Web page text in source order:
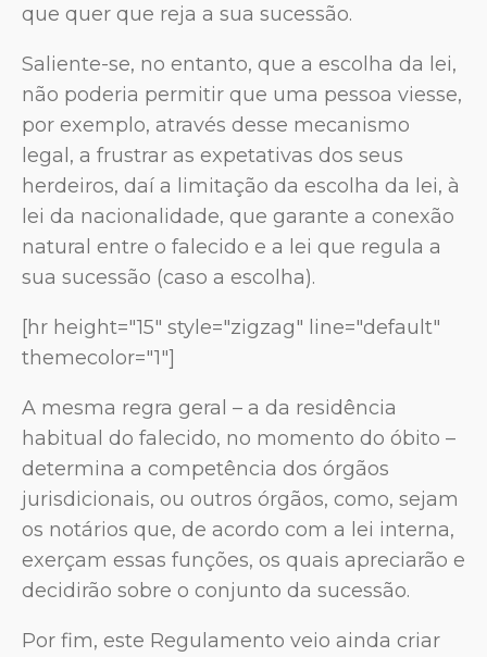
que quer que reja a sua sucessão.
Saliente-se, no entanto, que a escolha da lei,
não poderia permitir que uma pessoa viesse,
por exemplo, através desse mecanismo
legal, a frustrar as expetativas dos seus
herdeiros, daí a limitação da escolha da lei, à
lei da nacionalidade, que garante a conexão
natural entre o falecido e a lei que regula a
sua sucessão (caso a escolha).
[hr height="15" style="zigzag" line="default"
themecolor="1"]
A mesma regra geral – a da residência
habitual do falecido, no momento do óbito –
determina a competência dos órgãos
jurisdicionais, ou outros órgãos, como, sejam
os notários que, de acordo com a lei interna,
exerçam essas funções, os quais apreciarão e
decidirão sobre o conjunto da sucessão.
Por fim, este Regulamento veio ainda criar